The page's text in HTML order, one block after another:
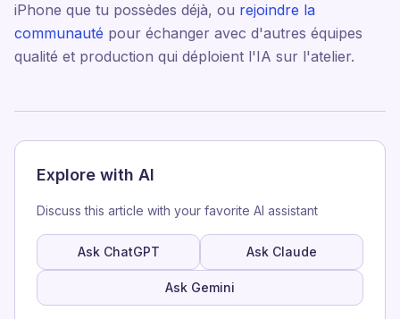
iPhone que tu possèdes déjà, ou rejoindre la
communauté pour échanger avec d'autres équipes
qualité et production qui déploient l'IA sur l'atelier.
Explore with AI
Discuss this article with your favorite AI assistant
Ask ChatGPT Ask Claude
Ask Gemini